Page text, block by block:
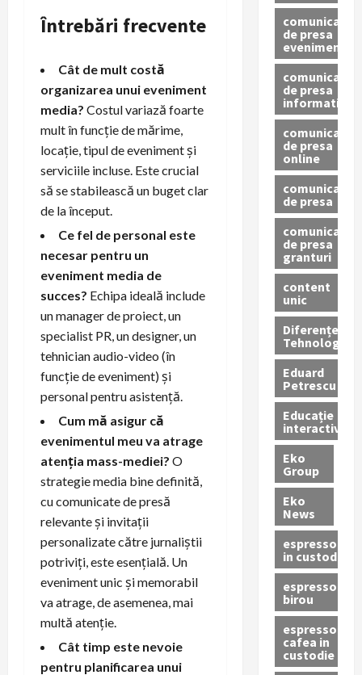
Întrebări frecvente
Cât de mult costă
organizarea unui eveniment
media? Costul variază foarte
mult în funcție de mărime,
locație, tipul de eveniment și
serviciile incluse. Este crucial
să se stabilească un buget clar
de la început.
Ce fel de personal este
necesar pentru un
eveniment media de
succes? Echipa ideală include
un manager de proiect, un
specialist PR, un designer, un
tehnician audio-video (în
funcție de eveniment) și
personal pentru asistență.
Cum mă asigur că
evenimentul meu va atrage
atenția mass-mediei? O
strategie media bine definită,
cu comunicate de presă
relevante și invitații
personalizate către jurnaliștii
potriviți, este esențială. Un
eveniment unic și memorabil
va atrage, de asemenea, mai
multă atenție.
Cât timp este nevoie
pentru planificarea unui
comunicat
de presa
eveniment
comunicat
de presa
informativ
comunicat
de presa
online
comunicate
de presa
comunicate
de presa
granturi
content
unic
Diferențe
Tehnologice
Eduard
Petrescu
Educație
interactivă
Eko
Group
Eko
News
espressoare
in custodie
espressor
birou
espressor
cafea in
custodie